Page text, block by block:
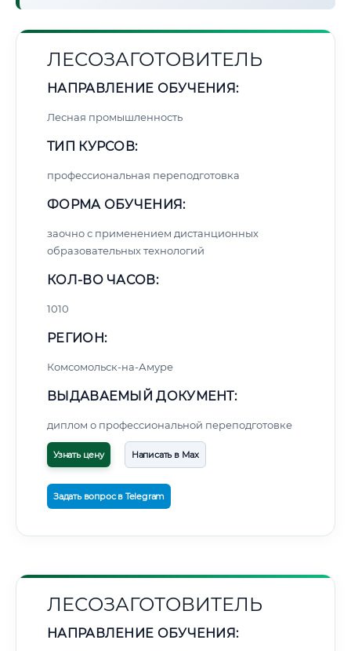
ЛЕСОЗАГОТОВИТЕЛЬ
НАПРАВЛЕНИЕ ОБУЧЕНИЯ:
Лесная промышленность
ТИП КУРСОВ:
профессиональная переподготовка
ФОРМА ОБУЧЕНИЯ:
заочно с применением дистанционных
образовательных технологий
КОЛ-ВО ЧАСОВ:
1010
РЕГИОН:
Комсомольск-на-Амуре
ВЫДАВАЕМЫЙ ДОКУМЕНТ:
диплом о профессиональной переподготовке
Узнать цену Написать в Max
Задать вопрос в Telegram
ЛЕСОЗАГОТОВИТЕЛЬ
НАПРАВЛЕНИЕ ОБУЧЕНИЯ: